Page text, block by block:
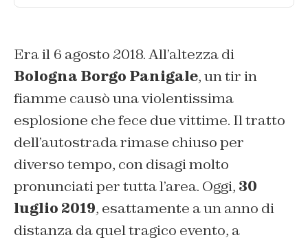
Era il 6 agosto 2018. All’altezza di
Bologna Borgo Panigale, un tir in
fiamme causò una violentissima
esplosione che fece due vittime. Il tratto
dell’autostrada rimase chiuso per
diverso tempo, con disagi molto
pronunciati per tutta l’area. Oggi, 30
luglio 2019, esattamente a un anno di
distanza da quel tragico evento, a